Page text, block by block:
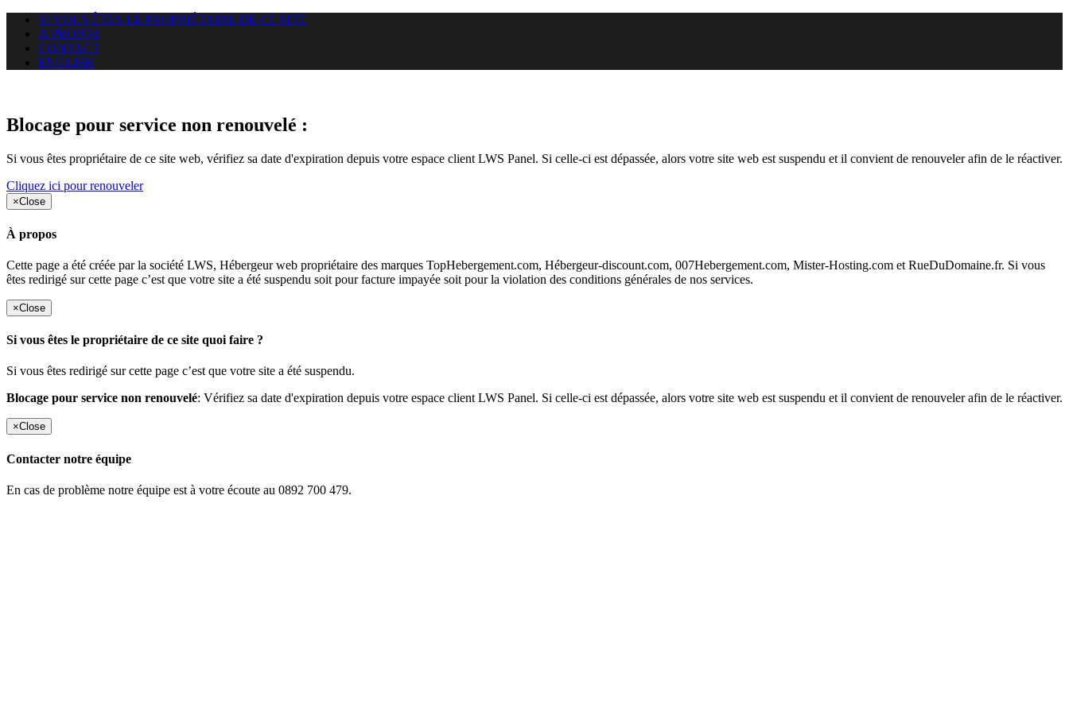
SI VOUS ÊTES LE PROPRIÉTAIRE DE CE SITE
A PROPOS
CONTACT
ENGLISH
Blocage pour service non renouvelé :
Si vous êtes propriétaire de ce site web, vérifiez sa date d'expiration depuis votre espace client LWS Panel. Si celle-ci est dépassée, alors votre site web est suspendu et il convient de renouveler afin de le réactiver.
Cliquez ici pour renouveler
×Close
À propos
Cette page a été créée par la société LWS, Hébergeur web propriétaire des marques TopHebergement.com, Hébergeur-discount.com, 007Hebergement.com, Mister-Hosting.com et RueDuDomaine.fr. Si vous
êtes redirigé sur cette page c’est que votre site a été suspendu soit pour facture impayée soit pour la violation des conditions générales de nos services.
×Close
Si vous êtes le propriétaire de ce site quoi faire ?
Si vous êtes redirigé sur cette page c’est que votre site a été suspendu.
Blocage pour service non renouvelé: Vérifiez sa date d'expiration depuis votre espace client LWS Panel. Si celle-ci est dépassée, alors votre site web est suspendu et il convient de renouveler afin de le réactiver.
×Close
Contacter notre équipe
En cas de problème notre équipe est à votre écoute au 0892 700 479.